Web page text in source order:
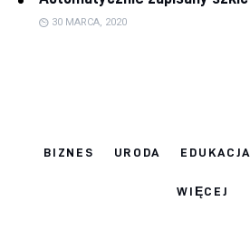
30 MARCA, 2020
BIZNES URODA EDUKACJA
WIĘCEJ